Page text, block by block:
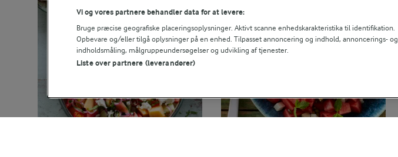
Vi og vores partnere behandler data for at levere:
Bruge præcise geografiske placeringsoplysninger. Aktivt scanne enhedskarakteristika til identifikation.
Opbevare og/eller tilgå oplysninger på en enhed. Tilpasset annoncering og indhold, annoncerings- og
indholdsmåling, målgruppeundersøgelser og udvikling af tjenester.
Liste over partnere (leverandører)